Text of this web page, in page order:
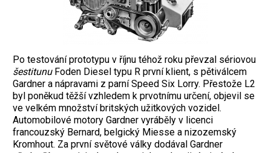
Po testování prototypu v říjnu téhož roku převzal sériovou
šestitunuFoden Diesel typu R první klient, s pětiválcem
Gardner a nápravami z parní Speed Six Lorry. Přestože L2
byl poněkud těžší vzhledem k prvotnímu určení, objevil se
ve velkém množství britských užitkových vozidel.
Automobilové motory Gardner vyráběly v licenci
francouzský Bernard, belgický Miesse a nizozemský
Kromhout. Za první světové války dodával Gardner